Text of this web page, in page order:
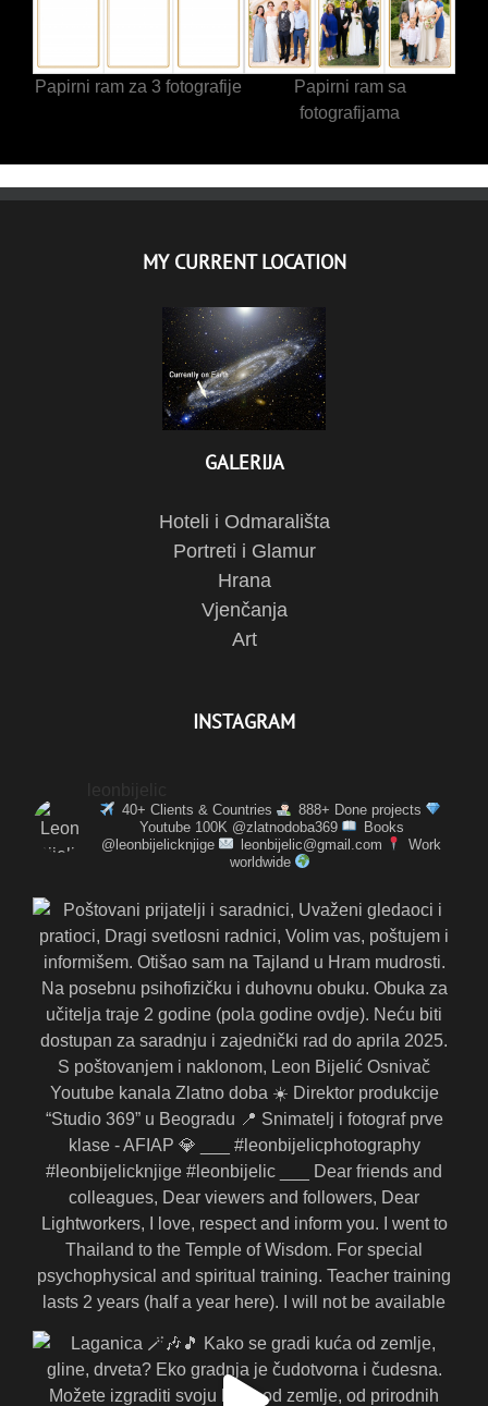
Papirni ram za 3 fotografije
Papirni ram sa
fotografijama
MY CURRENT LOCATION
GALERIJA
Hoteli i Odmarališta
Portreti i Glamur
Hrana
Vjenčanja
Art
INSTAGRAM
40+ Clients & Countries
888+ Done projects
Youtube 100K @zlatnodoba369
Books
@leonbijelicknjige
leonbijelic@gmail.com
Work
worldwide